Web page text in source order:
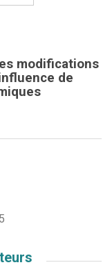
modifications
de